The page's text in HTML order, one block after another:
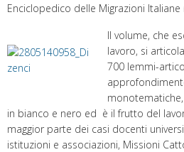
Enciclopedico delle Migrazioni Italiane
Il volume, che
lavoro, si
700 lemmi-
in bianco e nero ed è il frutto del
maggior parte dei casi docenti
istituzioni e associazioni, Missioni